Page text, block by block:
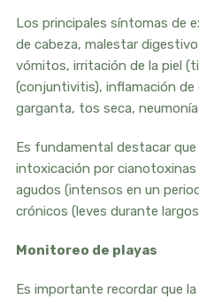
Los principales síntomas de
de cabeza, malestar
vómitos, irritación de la piel
(conjuntivitis), inflamación
garganta, tos seca,
Es fundamental destacar
intoxicación por
agudos (intensos en un
crónicos (leves durante
Monitoreo de playas
Es importante recordar que